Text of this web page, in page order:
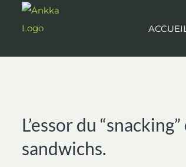
Passer
ACCUEIL
L’essor du
sandwichs.